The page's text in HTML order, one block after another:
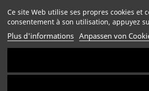
Ce site Web utilise ses propres cookies
consentement à son utilisation, appuyez
Plus d'informations Anpassen von